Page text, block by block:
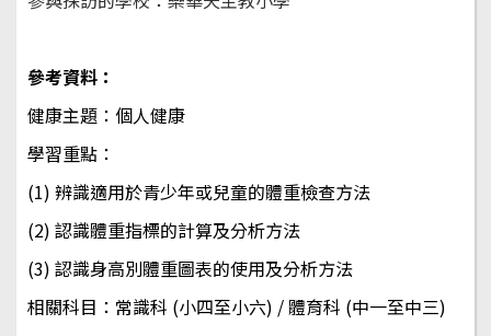
參考資料：
健康主題：個人健康
學習重點：
(1) 辨識適用於青少年或兒童的體重檢查方法
(2) 認識體重指標的計算及分析方法
(3) 認識身高別體重圖表的使用及分析方法
相關科目：常識科 (小四至小六) / 體育科 (中一至中三)